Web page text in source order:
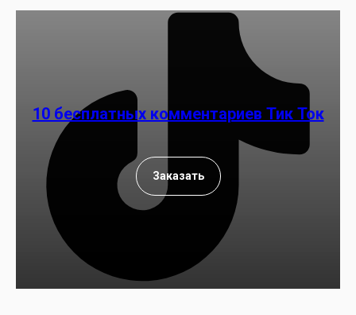
10 бесплатных комментариев Тик Ток
Заказать